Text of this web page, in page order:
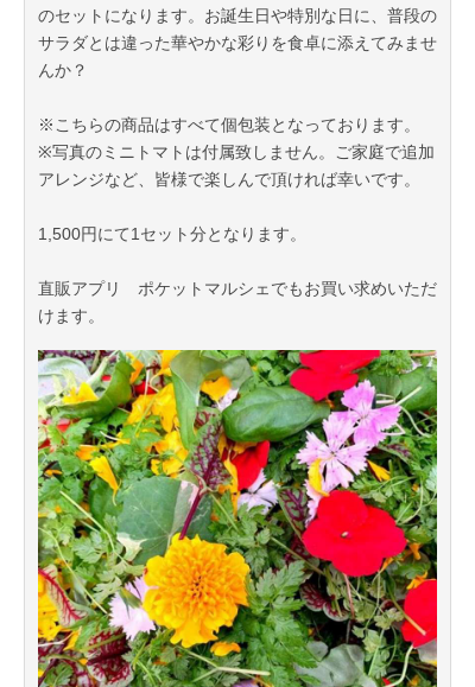
のセットになります。お誕生日や特別な日に、普段の
サラダとは違った華やかな彩りを食卓に添えてみませ
んか？
※こちらの商品はすべて個包装となっております。
※写真のミニトマトは付属致しません。ご家庭で追加
アレンジなど、皆様で楽しんで頂ければ幸いです。
1,500円にて1セット分となります。
直販アプリ ポケットマルシェでもお買い求めいただ
けます。